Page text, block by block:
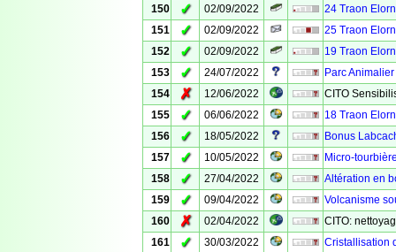
150
✓ 02/09/2022
24 Traon Elorn
151
✓ 02/09/2022
25 Traon
152
✓ 02/09/2022
19 Traon Elorn
153
✓ 24/07/2022
Parc
154
✗ 12/06/2022
CITO
155
✓ 06/06/2022
18 Traon
156
✓ 18/05/2022
Bonus
157
✓ 10/05/2022
Micro-
158
✓ 27/04/2022
Altération en
159
✓ 09/04/2022
Volcanisme
160
✗ 02/04/2022
CITO:
161
✓ 30/03/2022
Cristallisation